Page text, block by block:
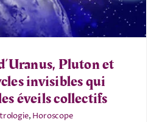
Pluton et
invisibles qui
éveils collectifs
, Horoscope